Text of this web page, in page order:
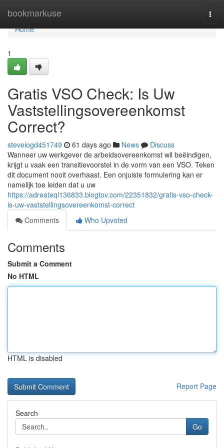
bookmarkuse
Home
Home
1
Gratis VSO Check: Is Uw
Vaststellingsovereenkomst
Correct?
steveiogd451749 61 days ago News
Discuss
Wanneer uw werkgever de arbeidsovereenkomst wil beëindigen,
krijgt u vaak een transitievoorstel in de vorm van een VSO. Teken
dit document nooit overhaast. Een onjuiste formulering kan er
namelijk toe leiden dat u uw
https://adreateql136833.blogtov.com/22351832/gratis-vso-check-
is-uw-vaststellingsovereenkomst-correct
Comments
Who Upvoted
Comments
Submit a Comment
No HTML
HTML is disabled
Report Page
Search
Go